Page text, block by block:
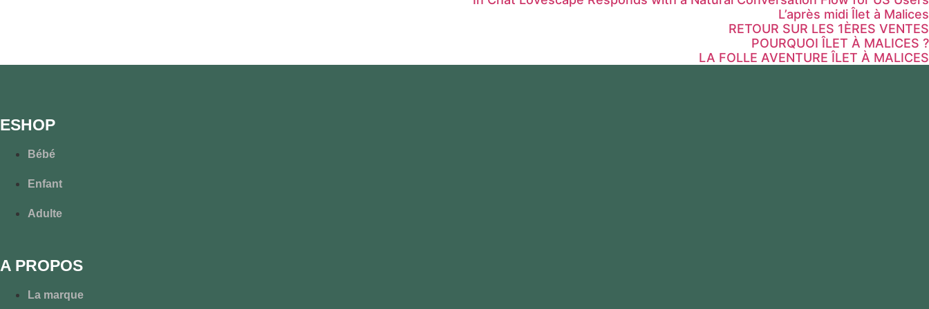
L’après midi Îlet à Malices
RETOUR SUR LES 1ÈRES VENTES
POURQUOI ÎLET À MALICES ?
LA FOLLE AVENTURE ÎLET À MALICES
ESHOP
Bébé
Enfant
Adulte
A PROPOS
La marque